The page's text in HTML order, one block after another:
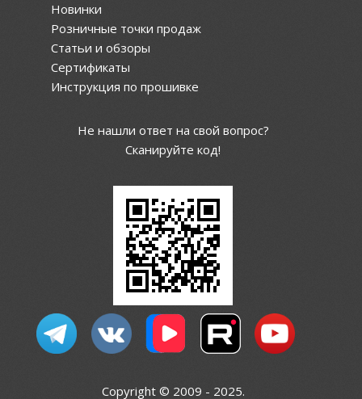
Новинки
Розничные точки продаж
Статьи и обзоры
Сертификаты
Инструкция по прошивке
Не нашли ответ на свой вопрос?
Сканируйте код!
Copyright © 2009 - 2025.